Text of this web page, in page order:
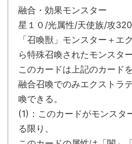
融合・効果モンスター
星１０/光属性/天使族/攻
「召喚獣」モンスター＋エ
ら特殊召喚されたモンスタ
このカードは上記のカード
融合召喚でのみエクストラ
喚できる。
(1)：このカードがモンスタ
る限り、